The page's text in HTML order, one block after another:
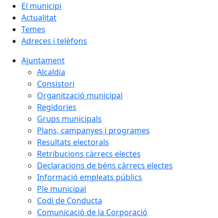
El municipi
Actualitat
Temes
Adreces i telèfons
Ajuntament
Alcaldia
Consistori
Organització municipal
Regidories
Grups municipals
Plans, campanyes i programes
Resultats electorals
Retribucions càrrecs electes
Declaracions de béns càrrecs electes
Informació empleats públics
Ple municipal
Codi de Conducta
Comunicació de la Corporació